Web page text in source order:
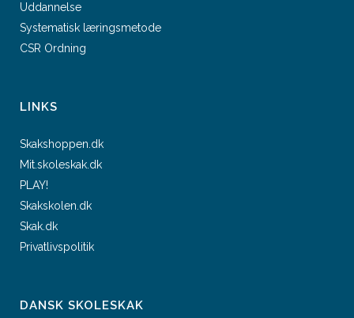
Uddannelse
Systematisk læringsmetode
CSR Ordning
LINKS
Skakshoppen.dk
Mit.skoleskak.dk
PLAY!
Skakskolen.dk
Skak.dk
Privatlivspolitik
DANSK SKOLESKAK